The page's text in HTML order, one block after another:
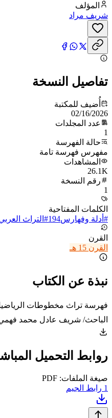
المؤلف
شريف مراد
تفاصيل النسخة
أُضيف للمكتبة
02/16/2026
عدد المجلدات
1
حالة الفهرسة
مفهرس فهرسة تامة
المشاهدات
26.1K
رقم النسخة
1
الكلمات المفتاحية
# أدلة وفهارس194
# التراث
القرن
القرن 15 هـ
نبذة عن الكتاب
الباحث/ شريف عادل محمد فهمي
روابط التحميل
صيغة الملفات: PDF
1 رابط الجيم